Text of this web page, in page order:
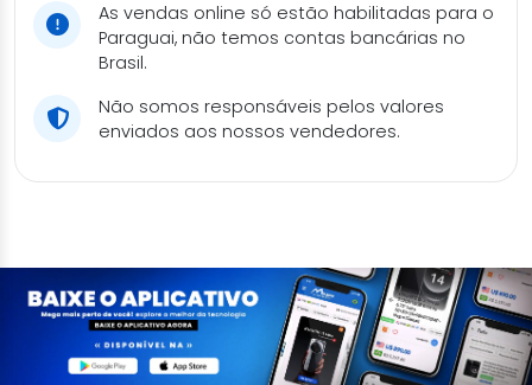
As vendas online só estão habilitadas para o
Paraguai, não temos contas bancárias no
Brasil.
Não somos responsáveis pelos valores
enviados aos nossos vendedores.